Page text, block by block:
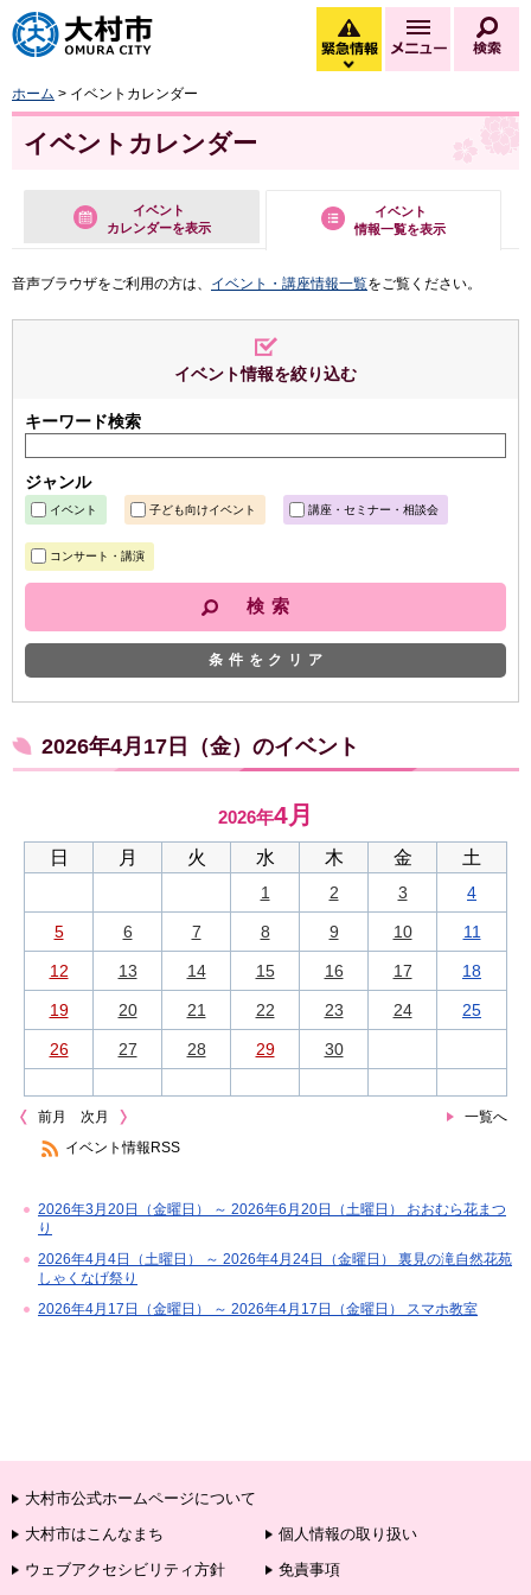
大村市
緊急情報
緊急情報を開く
メニュー
ホーム > イベントカレンダー
イベントカレンダー
イベント
カレンダーを表示
イベント
情報一覧を表示
音声ブラウザをご利用の方は、 イベント・講座情報一覧をご覧ください。
イベント情報を絞り込む
キーワード検索
ジャンル
イベント 子ども向けイベント 講座・セミナー・相談会
コンサート・講演
条件をクリア
2026年4月17日（金）のイベント
2026年4月
日 月 火 水 木 金 土
1 2 3 4
5 6 7 8 9 10 11
12 13 14 15 16 17 18
19 20 21 22 23 24 25
26 27 28 29 30
前月 一覧へ
次月
イベント情報RSS
2026年3月20日（金曜日） ～ 2026年6月20日（土曜日） おおむら花まつ
り
2026年4月4日（土曜日） ～ 2026年4月24日（金曜日） 裏見の滝自然花苑
しゃくなげ祭り
2026年4月17日（金曜日） ～ 2026年4月17日（金曜日） スマホ教室
大村市公式ホームページについて
大村市はこんなまち
個人情報の取り扱い
ウェブアクセシビリティ方針
免責事項